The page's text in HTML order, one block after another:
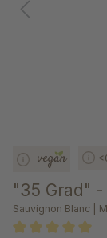
"35 Grad"
Sauvignon Blanc |